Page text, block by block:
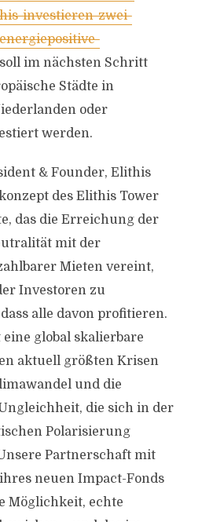
investieren-zwei-
im nächsten Schritt
Städte in
oder
werden.
& Founder, Elithis
des Elithis Tower
das die Erreichung der
mit der
Mieten vereint,
Investoren zu
alle davon profitieren.
eine global skalierbare
aktuell größten Krisen
und die
die sich in der
Polarisierung
Partnerschaft mit
neuen Impact-Fonds
Möglichkeit, echte